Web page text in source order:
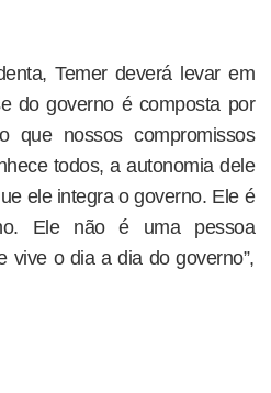
Temer deverá levar em
do governo é composta por
que nossos compromissos
todos, a autonomia dele
ele integra o governo. Ele é
Ele não é uma pessoa
vive o dia a dia do governo”,